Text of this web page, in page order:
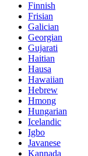
Finnish
Frisian
Galician
Georgian
Gujarati
Haitian
Hausa
Hawaiian
Hebrew
Hmong
Hungarian
Icelandic
Igbo
Javanese
Kannada